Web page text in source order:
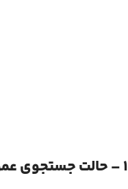
1 – حالت جستجوی عمومی GEN